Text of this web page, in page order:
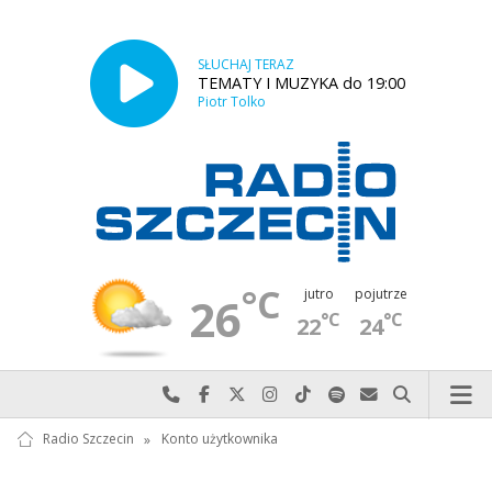
SŁUCHAJ TERAZ
TEMATY I MUZYKA do 19:00
Piotr Tolko
26°C jutro
22°C
pojutrze
24°C
Najlepiej po prostu do nas zadzwoń
Odwiedź nas na Facebook-u
Odwiedź nas na X
Odwiedź nas na Instagram-ie
Odwiedź nas na TikTok-u
Szukaj nas na Spotify
Wyślij do nas
Szukaj
Radio Szczecin » Konto użytkownika